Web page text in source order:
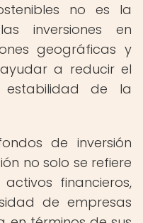
no es la
inversiones en
geográficas y
a reducir el
de la
de inversión
no solo se refiere
financieros,
de empresas